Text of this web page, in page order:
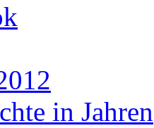
in Jahren